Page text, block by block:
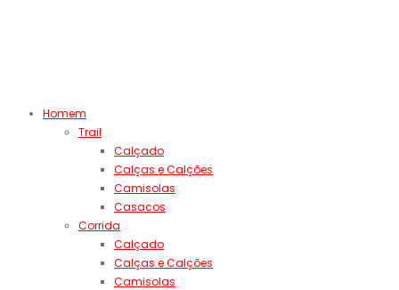
Homem
Trail
Calçado
Calças e Calções
Camisolas
Casacos
Corrida
Calçado
Calças e Calções
Camisolas